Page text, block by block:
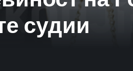
судии